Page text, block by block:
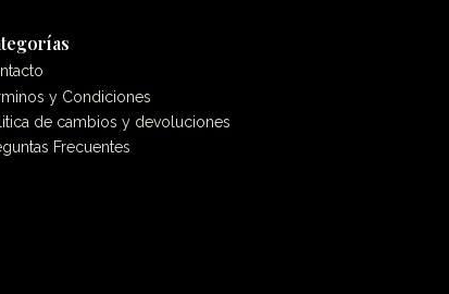
y Condiciones
de cambios y devoluciones
Frecuentes